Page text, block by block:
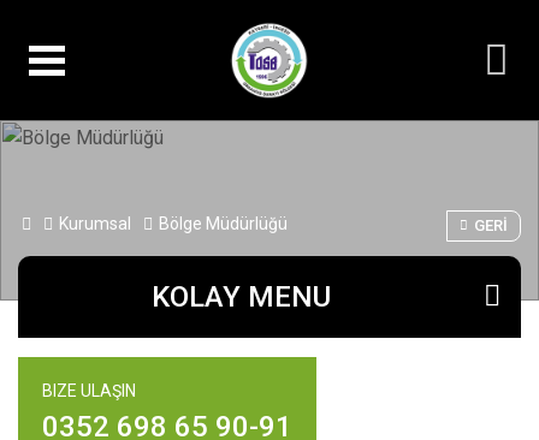
Kurumsal Bölge Müdürlüğü GERI
KOLAY MENU
BIZE ULAŞIN
0352 698 65 90-91